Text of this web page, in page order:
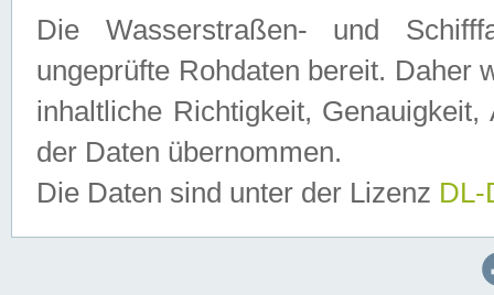
Die Wasserstraßen- und
ungeprüfte Rohdaten bereit. Daher
inhaltliche Richtigkeit,
der Daten übernommen.
Die Daten sind unter der Lizenz